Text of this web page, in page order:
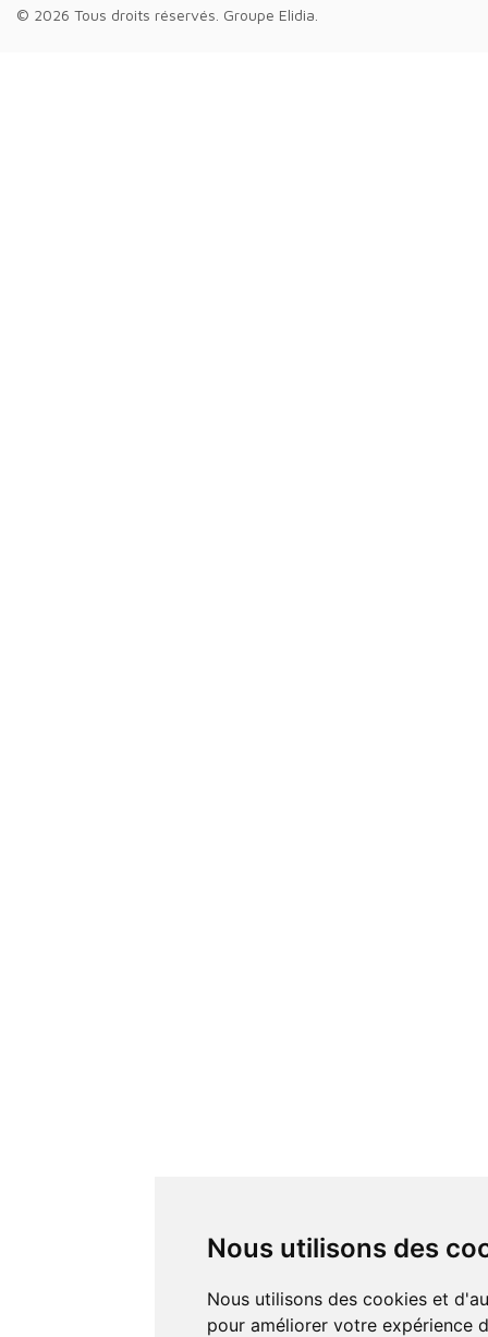
Nous utilisons des
Nous utilisons des cookies et d'autres technologies de suivi
pour améliorer votre expérience
© 2026 Tous droits réservés. Groupe Elidia